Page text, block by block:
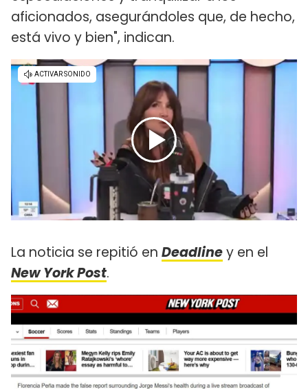
aficionados, asegurándoles que, de hecho,
está vivo y bien", indican.
La noticia se repitió en Deadliney en el
New York Post.